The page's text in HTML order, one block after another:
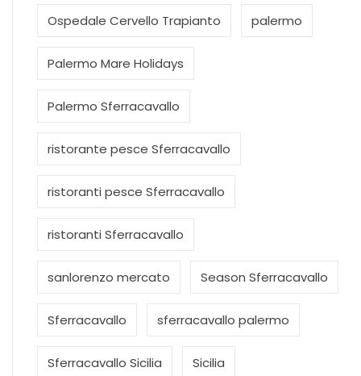
Ospedale Cervello Trapianto palermo
Palermo Mare Holidays
Palermo Sferracavallo
ristorante pesce Sferracavallo
ristoranti pesce Sferracavallo
ristoranti Sferracavallo
sanlorenzo mercato Season Sferracavallo
Sferracavallo sferracavallo palermo
Sferracavallo Sicilia Sicilia